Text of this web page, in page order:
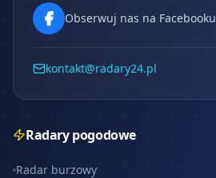
Obserwuj nas na Facebooku
kontakt@radary24.pl
Radary pogodowe
Radar burzowy